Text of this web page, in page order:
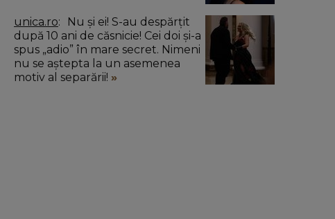
unica.ro
după 10 ani de căsnicie! Cei doi și-a
spus „adio” în mare secret. Nimeni
nu se aștepta la un asemenea
motiv al separării!